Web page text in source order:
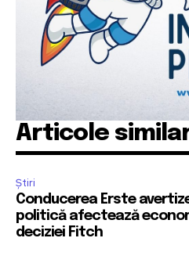
Articole
Știri
Conducerea Erste
politică afectează
deciziei Fitch